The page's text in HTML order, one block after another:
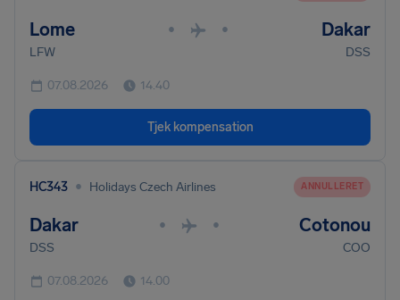
Lome • • Dakar
LFW DSS
07.08.2026 14.40
Tjek kompensation
HC343 • Holidays Czech Airlines ANNULLERET
Dakar • • Cotonou
DSS COO
07.08.2026 14.00